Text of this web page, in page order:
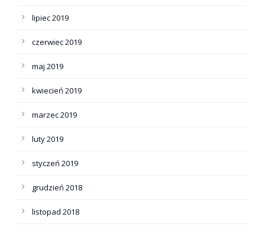
lipiec 2019
czerwiec 2019
maj 2019
kwiecień 2019
marzec 2019
luty 2019
styczeń 2019
grudzień 2018
listopad 2018